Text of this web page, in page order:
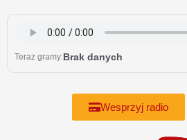
content
Teraz gramy:Brak danych
Wesprzyj radio